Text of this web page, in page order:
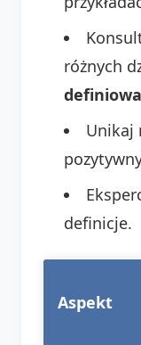
różnych
Unikaj
definicje.
Aspekt